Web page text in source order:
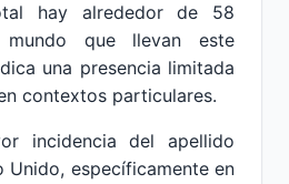
hay alrededor de 58
que llevan este
una presencia limitada
contextos particulares.
incidencia del apellido
Unido, específicamente en